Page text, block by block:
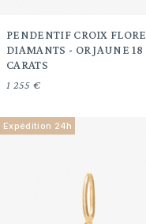
PENDENTIF CROIX FLORE
DIAMANTS - OR JAUNE 18
CARATS
1 255 €
Expédition 24h